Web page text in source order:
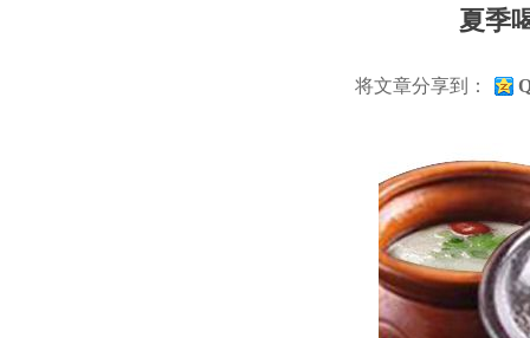
夏季
将文章分享到：